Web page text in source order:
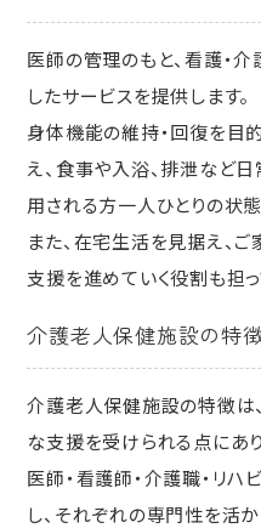
医師の管理のもと、看護・介
したサービスを提供します。
身体機能の維持・回復を目
え、食事や入浴、排泄など
用される方一人ひとりの状
また、在宅生活を見据え、
支援を進めていく役割も担っ
介護老人保健施設の特
介護老人保健施設の特徴は
な支援を受けられる点にあり
医師・看護師・介護職・リ
し、それぞれの専門性を活